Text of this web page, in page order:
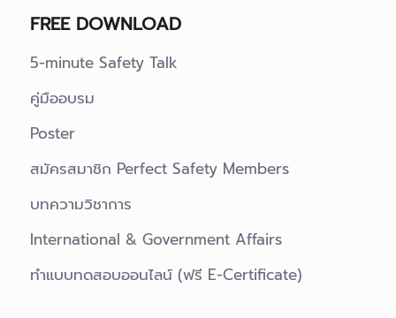
FREE DOWNLOAD
5-minute Safety Talk
คู่มืออบรม
Poster
สมัครสมาชิก Perfect Safety Members
บทความวิชาการ
International & Government Affairs
ทำแบบทดสอบออนไลน์ (ฟรี E-Certificate)